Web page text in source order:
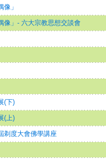
」
像」- 六大宗教思想交談會
(下)
(上)
剃度大會佛學講座